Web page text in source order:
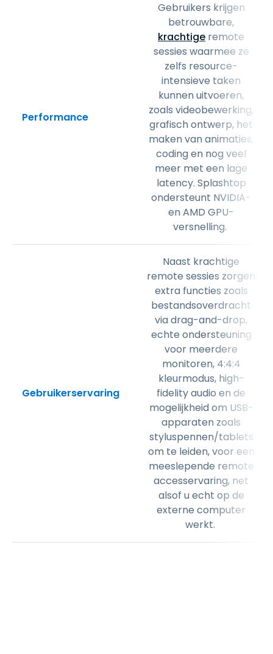
Performance
Gebruikers krijgen
betrouwbare,
krachtige remote
sessies waarmee ze
zelfs resource-
intensieve taken
kunnen uitvoeren,
zoals videobewerking,
grafisch ontwerp, het
maken van animaties,
coding en nog veel
meer met een lage
latency. Splashtop
ondersteunt NVIDIA-
en AMD GPU-
versnelling.
Gebruikerservaring
Naast krachtige
remote sessies zorgen
extra functies zoals
bestandsoverdracht
via drag-and-drop,
echte ondersteuning
voor meerdere
monitoren, 4:4:4
kleurmodus, high-
fidelity audio en de
mogelijkheid om USB-
apparaten zoals
styluspennen/tablets
om te leiden, voor een
meeslepende remote
accesservaring, net
alsof u echt op de
externe computer
werkt.